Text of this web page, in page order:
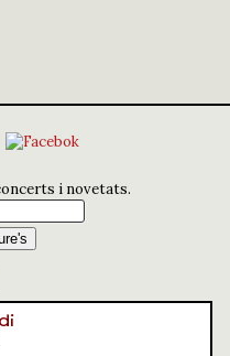
i novetats.